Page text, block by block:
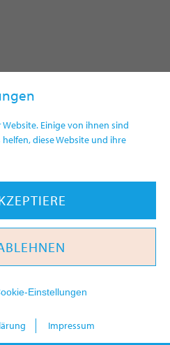
Einige von ihnen sind
diese Website und ihre
Einstellungen
Impressum